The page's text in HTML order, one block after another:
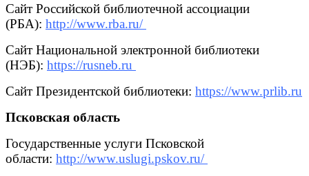
Сайт Российской библиотечной ассоциации
(РБА): http://www.rba.ru/
Сайт Национальной электронной библиотеки
(НЭБ): https://rusneb.ru
Сайт Президентской библиотеки: https://www.prlib.ru
Псковская область
Государственные услуги Псковской
области: http://www.uslugi.pskov.ru/